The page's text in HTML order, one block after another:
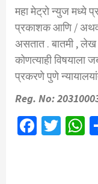
महा मेट्रो न्युज मध्ये
प्रकाशक आणि / अथवा
असतात . बातमी , लेख
कोणत्याही विषयाला
प्रकरणे पुणे
Reg. No: